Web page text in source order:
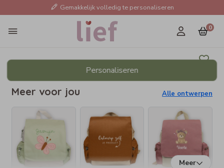
Gemakkelijk volledig te personaliseren
0
Personaliseren
Meer voor jou Alle ontwerpen
Meer